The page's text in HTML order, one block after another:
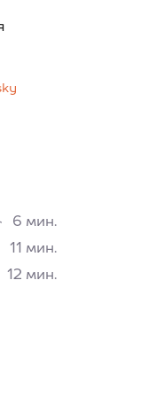
6 мин.
11 мин.
12 мин.